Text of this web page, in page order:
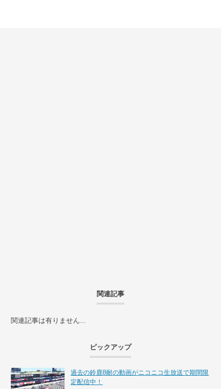
関連記事
関連記事は有りません...
ピックアップ
過去の鈴鹿8耐の動画がニコニコ生放送で期間限
定配信中！